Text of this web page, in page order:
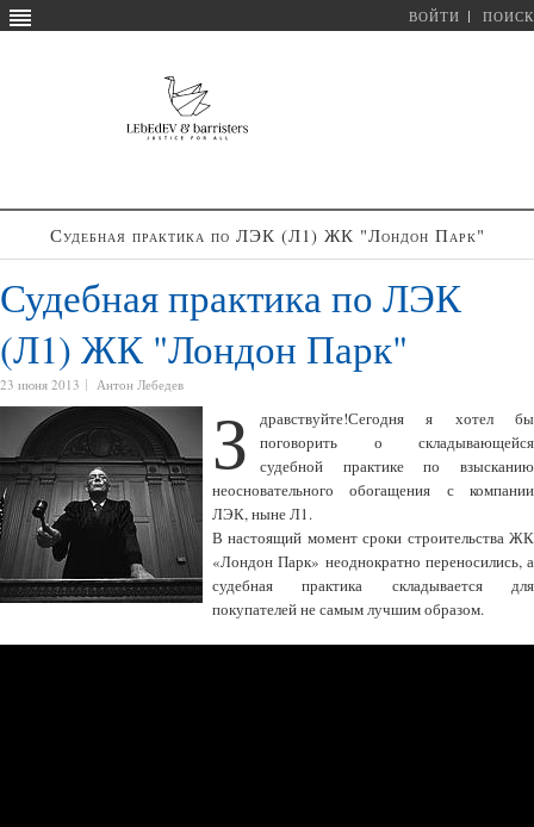
ВОЙТИ ПОИСК
Судебная практика по ЛЭК (Л1) ЖК "Лондон Парк"
Судебная практика по ЛЭК
(Л1) ЖК "Лондон Парк"
23 июня 2013 Антон Лебедев
З
дравствуйте!Сегодня я хотел бы
поговорить о складывающейся
судебной практике по взысканию
неосновательного обогащения с компании
ЛЭК, ныне Л1.
В настоящий момент сроки строительства ЖК
«Лондон Парк» неоднократно переносились, а
судебная практика складывается для
покупателей не самым лучшим образом.